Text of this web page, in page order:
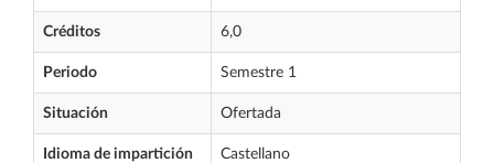
Créditos 6,0
Periodo Semestre 1
Situación Ofertada
Idioma de impartición Castellano